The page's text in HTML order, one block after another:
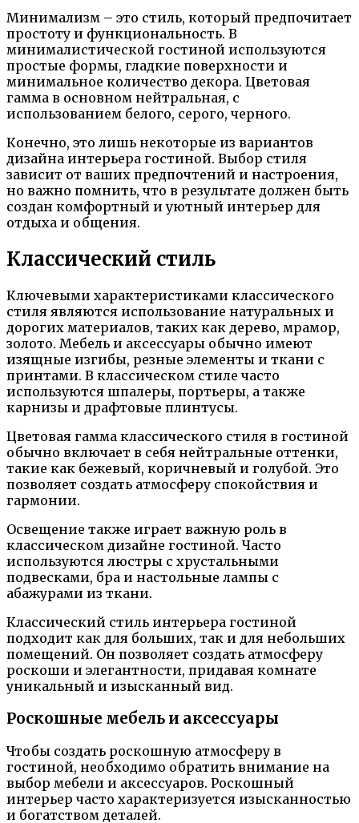
Минимализм – это стиль, который предпочитает
простоту и функциональность. В
минималистической гостиной используются
простые формы, гладкие поверхности и
минимальное количество декора. Цветовая
гамма в основном нейтральная, с
использованием белого, серого, черного.
Конечно, это лишь некоторые из вариантов
дизайна интерьера гостиной. Выбор стиля
зависит от ваших предпочтений и настроения,
но важно помнить, что в результате должен быть
создан комфортный и уютный интерьер для
отдыха и общения.
Классический стиль
Ключевыми характеристиками классического
стиля являются использование натуральных и
дорогих материалов, таких как дерево, мрамор,
золото. Мебель и аксессуары обычно имеют
изящные изгибы, резные элементы и ткани с
принтами. В классическом стиле часто
используются шпалеры, портьеры, а также
карнизы и драфтовые плинтусы.
Цветовая гамма классического стиля в гостиной
обычно включает в себя нейтральные оттенки,
такие как бежевый, коричневый и голубой. Это
позволяет создать атмосферу спокойствия и
гармонии.
Освещение также играет важную роль в
классическом дизайне гостиной. Часто
используются люстры с хрустальными
подвесками, бра и настольные лампы с
абажурами из ткани.
Классический стиль интерьера гостиной
подходит как для больших, так и для небольших
помещений. Он позволяет создать атмосферу
роскоши и элегантности, придавая комнате
уникальный и изысканный вид.
Роскошные мебель и аксессуары
Чтобы создать роскошную атмосферу в
гостиной, необходимо обратить внимание на
выбор мебели и аксессуаров. Роскошный
интерьер часто характеризуется изысканностью
и богатством деталей.